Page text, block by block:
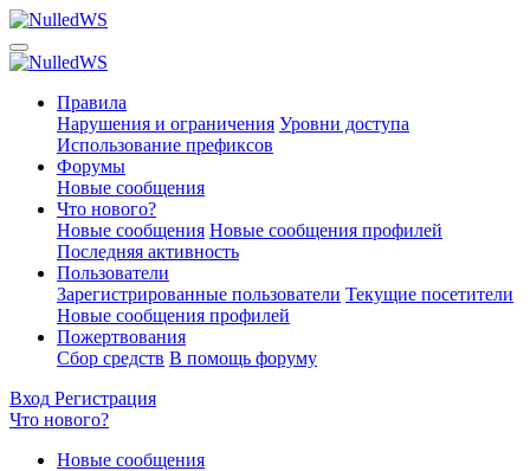
Правила
Нарушения и ограничения Уровни доступа
Использование префиксов
Форумы
Новые сообщения
Что нового?
Новые сообщения Новые сообщения профилей
Последняя активность
Пользователи
Зарегистрированные пользователи Текущие посетители
Новые сообщения профилей
Пожертвования
Сбор средств В помощь форуму
Вход Регистрация
Что нового?
Новые сообщения